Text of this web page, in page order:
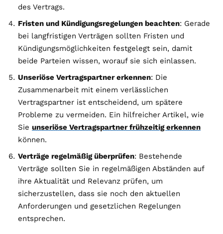
des Vertrags.
Fristen und Kündigungsregelungen beachten: Gerade
bei langfristigen Verträgen sollten Fristen und
Kündigungsmöglichkeiten festgelegt sein, damit
beide Parteien wissen, worauf sie sich einlassen.
Unseriöse Vertragspartner erkennen: Die
Zusammenarbeit mit einem verlässlichen
Vertragspartner ist entscheidend, um spätere
Probleme zu vermeiden. Ein hilfreicher Artikel, wie
Sie unseriöse Vertragspartner frühzeitig erkennen
können.
Verträge regelmäßig überprüfen: Bestehende
Verträge sollten Sie in regelmäßigen Abständen auf
ihre Aktualität und Relevanz prüfen, um
sicherzustellen, dass sie noch den aktuellen
Anforderungen und gesetzlichen Regelungen
entsprechen.